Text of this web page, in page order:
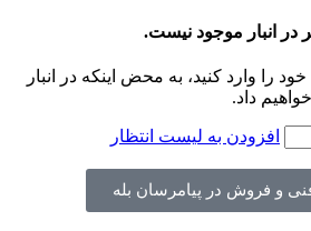
انبار موجود نیست.
را وارد کنید، به محض اینکه در انبار
داد.
افزودن به لیست انتظار
و فروش در پیامرسان بله